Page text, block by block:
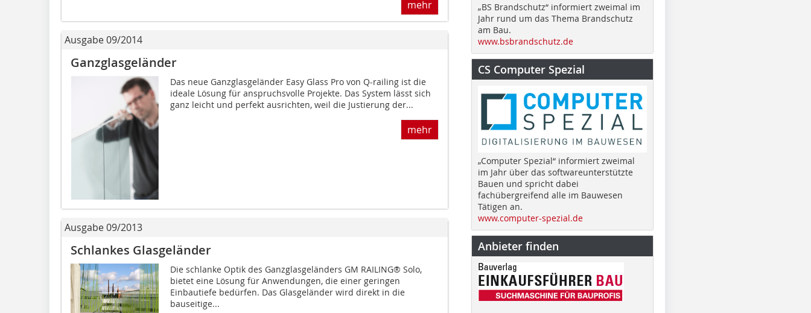
mehr
Ausgabe 09/2014
Ganzglasgeländer
Das neue Ganzglasgeländer Easy Glass Pro von Q-railing ist die
ideale Lösung für anspruchsvolle Projekte. Das System lässt sich
ganz leicht und perfekt ausrichten, weil die Justierung der...
mehr
Ausgabe 09/2013
Schlankes Glasgeländer
Die schlanke Optik des Ganzglasgeländers GM RAILING® Solo,
bietet eine Lösung für Anwendungen, die einer ­geringen
Einbautiefe bedürfen. Das Glasgeländer wird direkt in die
bauseitige...
„BS Brandschutz“ informiert zweimal im
Jahr rund um das Thema Brandschutz
am Bau.
www.bsbrandschutz.de
CS Computer Spezial
„Computer Spezial“ informiert zweimal
im Jahr über das softwareunterstützte
Bauen und spricht dabei
fachübergreifend alle im Bauwesen
Tätigen an.
www.computer-spezial.de
Anbieter finden